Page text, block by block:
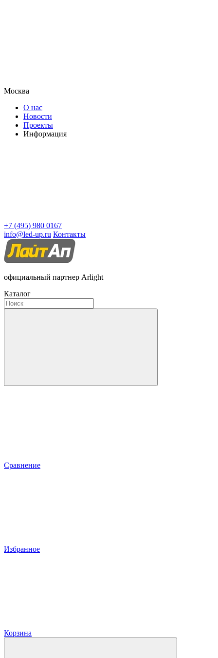
Москва
О нас
Новости
Проекты
Информация
+7 (495) 980 0167
info@led-up.ru Контакты
официальный партнер Arlight
Каталог
Сравнение
Избранное
Корзина